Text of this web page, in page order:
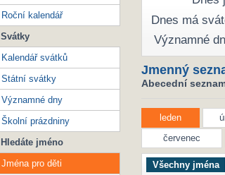
Dnes má
Významné
Jmenný
Abecední
leden
červenec
Všechny jména
Roční kalendář
Svátky
Kalendář svátků
Státní svátky
Významné dny
Školní prázdniny
Hledáte jméno
Jména pro děti